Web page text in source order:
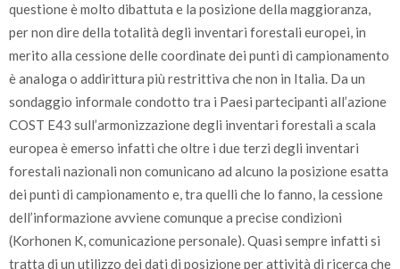
questione è molto dibattuta e la posizione della maggioranza,
per non dire della totalità degli inventari forestali europei, in
merito alla cessione delle coordinate dei punti di campionamento
è analoga o addirittura più restrittiva che non in Italia. Da un
sondaggio informale condotto tra i Paesi partecipanti all’azione
COST E43 sull’armonizzazione degli inventari forestali a scala
europea è emerso infatti che oltre i due terzi degli inventari
forestali nazionali non comunicano ad alcuno la posizione esatta
dei punti di campionamento e, tra quelli che lo fanno, la cessione
dell’informazione avviene comunque a precise condizioni
(Korhonen K, comunicazione personale). Quasi sempre infatti si
tratta di un utilizzo dei dati di posizione per attività di ricerca che